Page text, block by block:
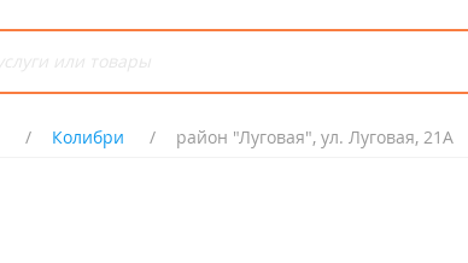
Колибри район "Луговая", ул. Луговая, 21А